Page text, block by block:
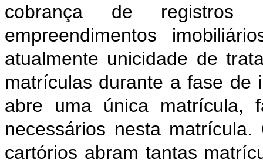
cobrança de registros
empreendimentos
atualmente unicidade de
matrículas durante a fase de
abre uma única matrícula,
necessários nesta
cartórios abram tantas